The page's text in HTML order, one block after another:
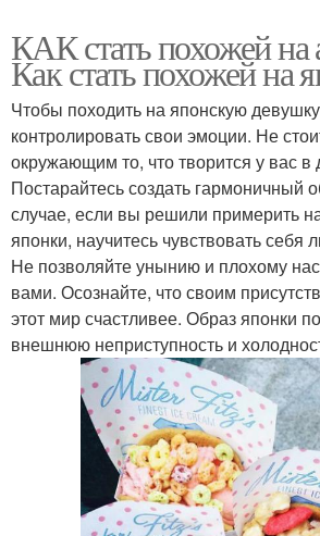
КАК стать похожей на
Как стать похожей на
Чтобы походить на японскую
контролировать свои эмоции. Не
окружающим то, что творится у вас в
Постарайтесь создать гармоничный
случае, если вы решили примерить
японки, научитесь чувствовать
Не позволяйте унынию и плохому
вами. Осознайте, что своим
этот мир счастливее. Образ японки
внешнюю неприступность и